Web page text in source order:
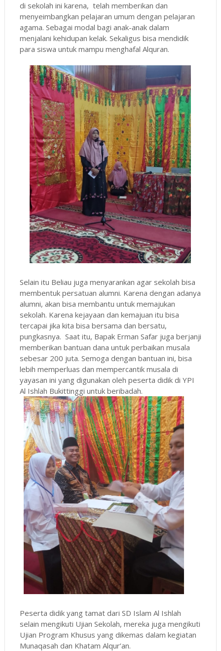
di sekolah ini karena, telah memberikan dan
menyeimbangkan pelajaran umum dengan pelajaran
agama. Sebagai modal bagi anak-anak dalam
menjalani kehidupan kelak. Sekaligus bisa mendidik
para siswa untuk mampu menghafal Alquran.
Selain itu Beliau juga menyarankan agar sekolah bisa
membentuk persatuan alumni. Karena dengan adanya
alumni, akan bisa membantu untuk memajukan
sekolah. Karena kejayaan dan kemajuan itu bisa
tercapai jika kita bisa bersama dan bersatu,
pungkasnya. Saat itu, Bapak Erman Safar juga berjanji
memberikan bantuan dana untuk perbaikan musala
sebesar 200 juta. Semoga dengan bantuan ini, bisa
lebih memperluas dan mempercantik musala di
yayasan ini yang digunakan oleh peserta didik di YPI
Al Ishlah Bukittinggi untuk beribadah.
Peserta didik yang tamat dari SD Islam Al Ishlah
selain mengikuti Ujian Sekolah, mereka juga mengikuti
Ujian Program Khusus yang dikemas dalam kegiatan
Munaqasah dan Khatam Alqur’an.